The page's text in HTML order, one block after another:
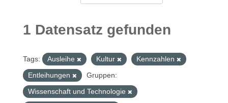
1 Datensatz gefunden
Tags: Ausleihe Kultur
Kennzahlen
Entleihungen
Gruppen:
Wissenschaft und Technologie